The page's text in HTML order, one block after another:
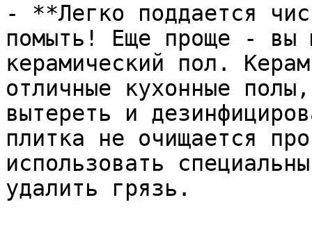
- **Легко поддается
помыть! Еще проще - вы
керамический пол.
отличные кухонные
вытереть и
плитка не очищается
использовать
удалить грязь.